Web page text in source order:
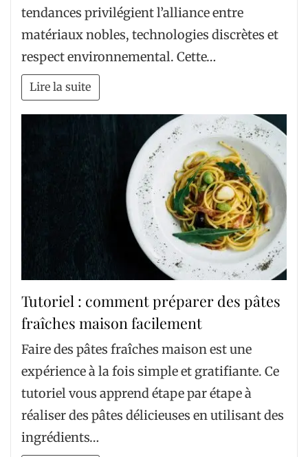
tendances privilégient l’alliance entre
matériaux nobles, technologies discrètes et
respect environnemental. Cette…
Lire la suite
Tutoriel : comment préparer des pâtes
fraîches maison facilement
Faire des pâtes fraîches maison est une
expérience à la fois simple et gratifiante. Ce
tutoriel vous apprend étape par étape à
réaliser des pâtes délicieuses en utilisant des
ingrédients…